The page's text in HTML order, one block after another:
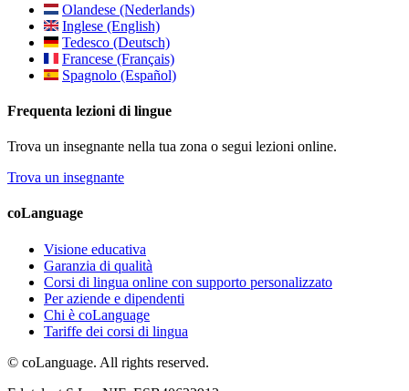
Olandese (Nederlands)
Inglese (English)
Tedesco (Deutsch)
Francese (Français)
Spagnolo (Español)
Frequenta lezioni di lingue
Trova un insegnante nella tua zona o segui lezioni online.
Trova un insegnante
coLanguage
Visione educativa
Garanzia di qualità
Corsi di lingua online con supporto personalizzato
Per aziende e dipendenti
Chi è coLanguage
Tariffe dei corsi di lingua
© coLanguage. All rights reserved.